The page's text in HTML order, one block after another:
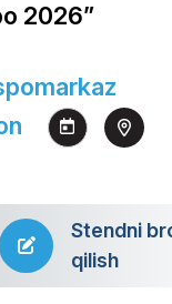
2026”
Stendni
qilish